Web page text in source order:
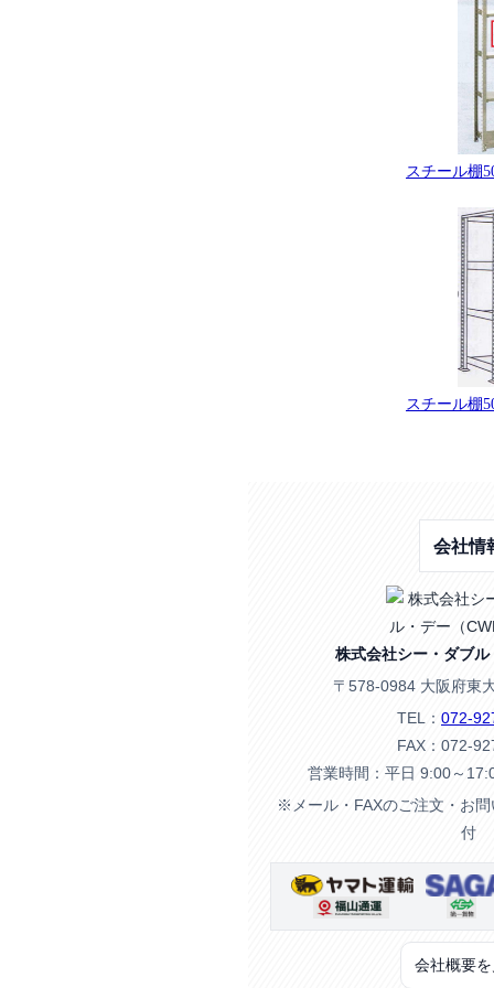
スチール棚
スチール棚
会社情
株式会社シー・ダブ
〒578-0984 大阪府東
TEL： 072-
FAX：072-
営業時間：平日 9:00～
※メール・FAXのご注文・お
付
会社概要